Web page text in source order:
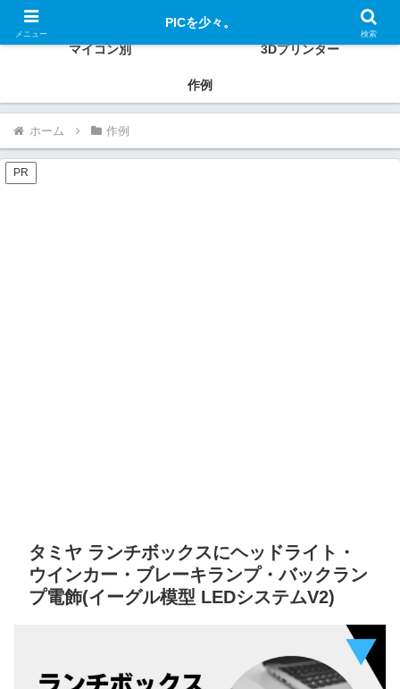
PIC、ESP32、Raspberry Pi、Xiaoなどの使い方、作例を紹介
マイコン別 3Dプリンター
作例
ホーム 作例
PR
タミヤ ランチボックスにヘッドライト・
ウインカー・ブレーキランプ・バックラン
プ電飾(イーグル模型 LEDシステムV2)
メニュー
PICを少々。
検索